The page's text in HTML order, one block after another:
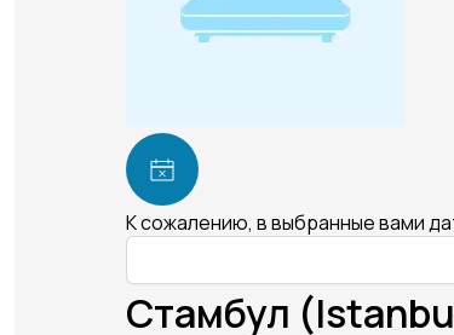
К сожалению, в выбранные вами
Стамбул